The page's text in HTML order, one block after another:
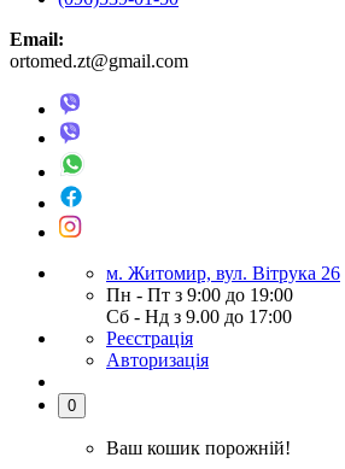
Email:
ortomed.zt@gmail.com
м. Житомир, вул. Вітрука 26
Пн - Пт з 9:00 до 19:00
Сб - Нд з 9.00 до 17:00
Реєстрація
Авторизація
0
Ваш кошик порожній!